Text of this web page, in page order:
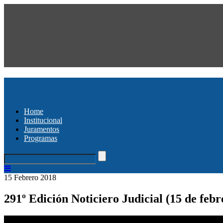
Home
Institucional
Juramentos
Programas
15 Febrero 2018
291º Edición Noticiero Judicial (15 de